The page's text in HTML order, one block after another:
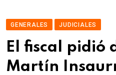
GENERALES JUDICIALES
El fiscal pidió
Martín